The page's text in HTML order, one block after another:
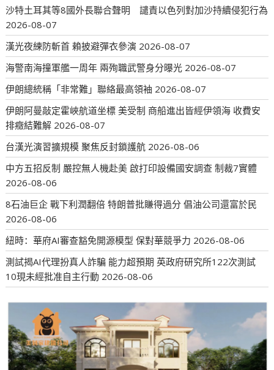
沙特土耳其等8國外長聯合聲明 譴責以色列對加沙持續侵犯行為
2026-08-07
漢光夜練防斬首 賴披避彈衣參演 2026-08-07
海警南海撞軍艦一周年 兩殉職武警身分曝光 2026-08-07
伊朗總統稱「非常難」聯絡最高領袖 2026-08-07
伊朗阿曼敲定霍峽航道坐標 美受制 商船進出皆經伊領海 收費安
排癥結難解 2026-08-07
台漢光演習擴規模 聚焦反封鎖護航 2026-08-06
中方五招反制 嚴控無人機赴美 啟打印設備國安調查 制裁7實體
2026-08-06
8石油巨企 戰下利潤翻倍 特朗普批賺得過分 倡油公司還富於民
2026-08-06
紐時：華府AI審查豁免開源模型 保對華競爭力 2026-08-06
測試揭AI代理扮真人詐騙 能力超預期 英政府研究所122次測試
10現未經批准自主行動 2026-08-06